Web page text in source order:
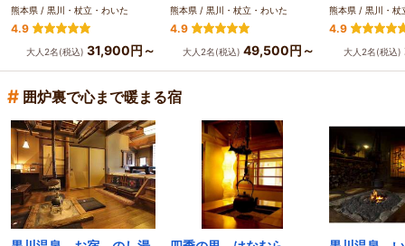
熊本県 / 黒川・杖立・わいた
4.9
大人2名(税込) 31,900円～
熊本県 / 黒川・杖立・わいた
4.9
大人2名(税込) 49,500円～
熊本県 / 黒川・杖
4.9
大人2名(税込)
# 囲炉裏で心まで暖まる宿